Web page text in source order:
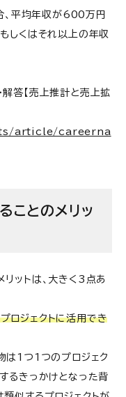
、平均年収が600万円
しくはそれ以上の年収
答【売上推計と売上拡
article/careerna
ことのメリッ
ットは、大きく3点あ
ロジェクトに活用でき
は1つ1つのプロジェク
るきっかけとなった背